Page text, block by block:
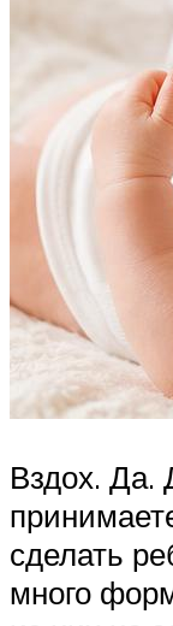
Вздох. Да.
сделать
много